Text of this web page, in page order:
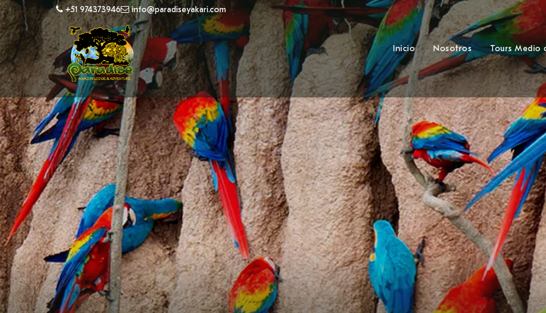
+51 974373946 info@paradiseyakari.com
Inicio Nosotros Tours Medio